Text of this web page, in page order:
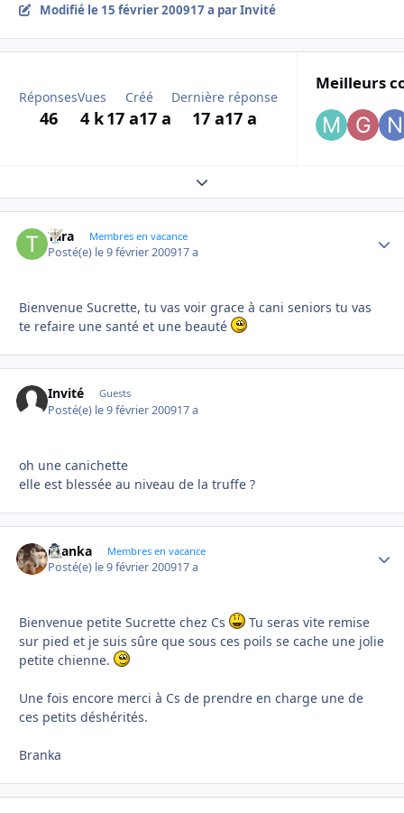
Modifié le 15 février 200917 a par Invité
Réponses
46
Vues
4 k
Créé
17 a17 a
Dernière réponse
17 a17 a
Meilleurs
Expand topic overview
Tara Membres en vacance
Posté(e) le 9 février 200917 a
Bienvenue Sucrette, tu vas voir grace à cani seniors tu vas
te refaire une santé et une beauté
Invité Guests
Posté(e) le 9 février 200917 a
oh une canichette
elle est blessée au niveau de la truffe ?
branka Membres en vacance
Posté(e) le 9 février 200917 a
Bienvenue petite Sucrette chez Cs
Tu seras vite remise
sur pied et je suis sûre que sous ces poils se cache une jolie
petite chienne.
Une fois encore merci à Cs de prendre en charge une de
ces petits déshérités.
Branka